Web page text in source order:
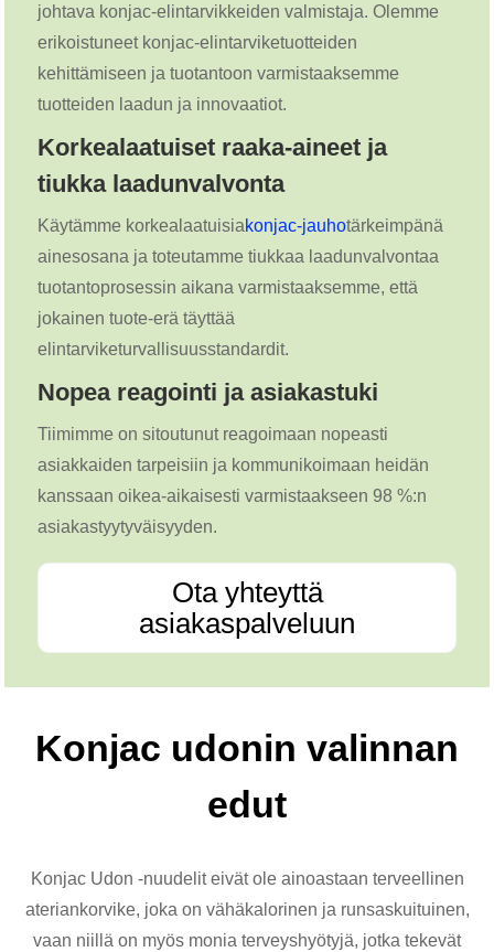
johtava konjac-elintarvikkeiden valmistaja. Olemme
erikoistuneet konjac-elintarviketuotteiden
kehittämiseen ja tuotantoon varmistaaksemme
tuotteiden laadun ja innovaatiot.
Korkealaatuiset raaka-aineet ja
tiukka laadunvalvonta
Käytämme korkealaatuisiakonjac-jauhotärkeimpänä
ainesosana ja toteutamme tiukkaa laadunvalvontaa
tuotantoprosessin aikana varmistaaksemme, että
jokainen tuote-erä täyttää
elintarviketurvallisuusstandardit.
Nopea reagointi ja asiakastuki
Tiimimme on sitoutunut reagoimaan nopeasti
asiakkaiden tarpeisiin ja kommunikoimaan heidän
kanssaan oikea-aikaisesti varmistaakseen 98 %:n
asiakastyytyväisyyden.
Ota yhteyttä
asiakaspalveluun
Konjac udonin valinnan
edut
Konjac Udon -nuudelit eivät ole ainoastaan ​​terveellinen
ateriankorvike, joka on vähäkalorinen ja runsaskuituinen,
vaan niillä on myös monia terveyshyötyjä, jotka tekevät